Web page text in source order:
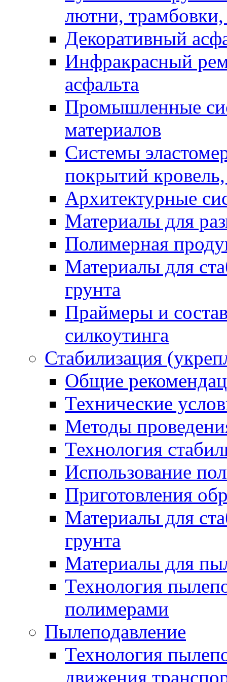
лютни, трамбовки,
Декоративный
Инфракрасный
асфальта
Промышленные
материалов
Системы
покрытий
Архитектурные
Материалы для
Полимерная
Материалы для
грунта
Праймеры и
силкоутинга
Стабилизация
Общие
Технические
Методы
Технология
Использование
Приготовления
Материалы для
грунта
Материалы для
Технология
полимерами
Пылеподавление
Технология
движения